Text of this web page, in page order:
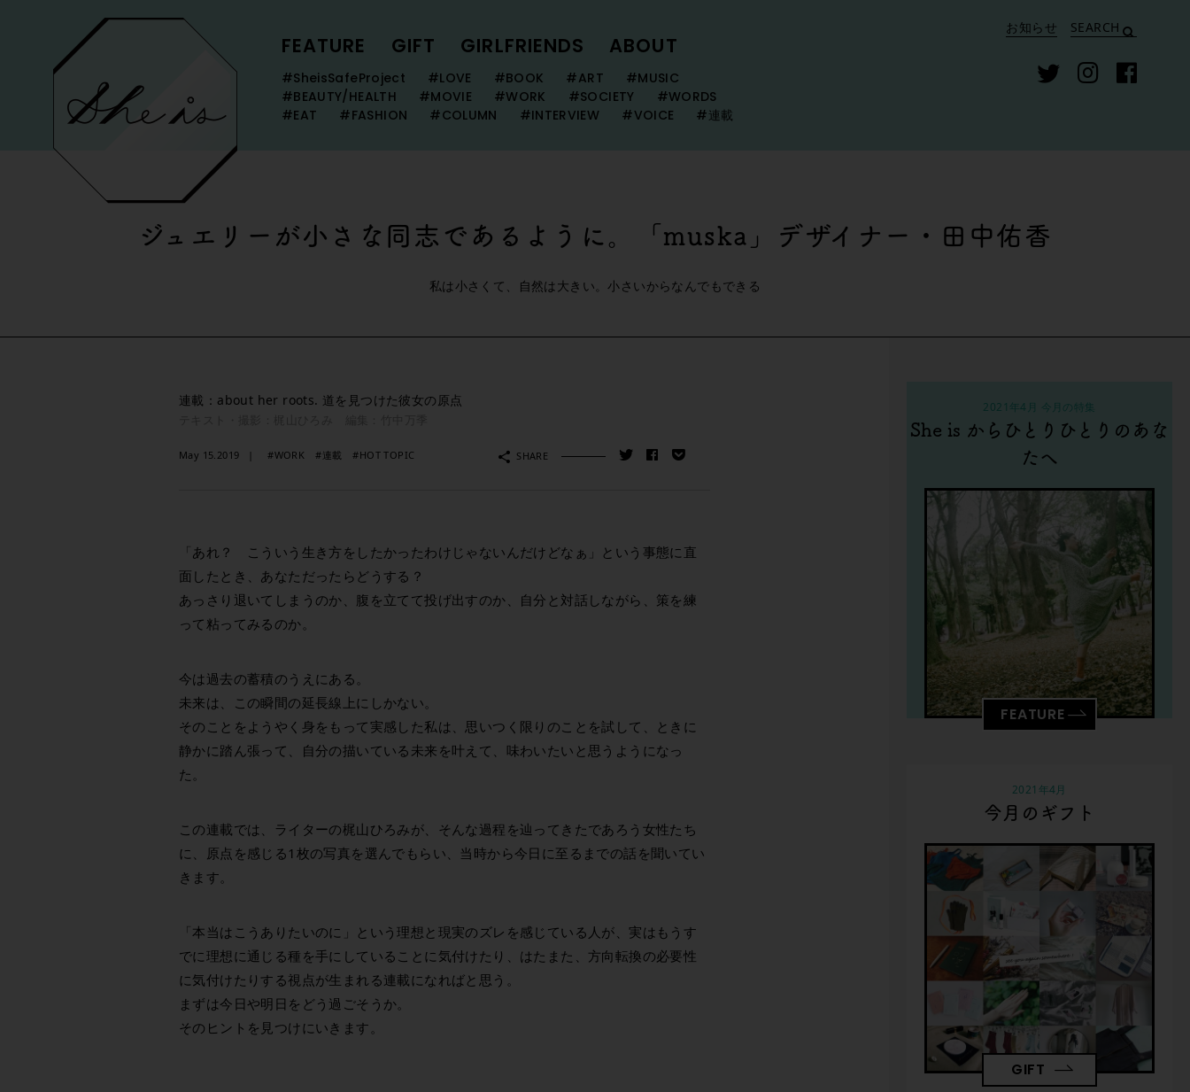
FEATURE GIFT GIRLFRIENDS ABOUT
#SheisSafeProject #LOVE #BOOK #ART
#MUSIC
#BEAUTY/HEALTH
#MOVIE #WORK #SOCIETY
#WORDS
#EAT
#FASHION #COLUMN #INTERVIEW #VOICE #連載
お知らせ SEARCH
ジュエリーが小さな同志であるように。「muska」デザイナー・田中佑香
私は小さくて、自然は大きい。小さいからなんでもできる
連載：about her roots. 道を見つけた彼女の原点
May 15.2019 #WORK #連載 #HOT TOPIC SHARE
「あれ？ こういう生き方をしたかったわけじゃないんだけどなぁ」という事態に直
面したとき、あなただったらどうする？
あっさり退いてしまうのか、腹を立てて投げ出すのか、自分と対話しながら、策を練
って粘ってみるのか。
今は過去の蓄積のうえにある。
未来は、この瞬間の延長線上にしかない。
そのことをようやく身をもって実感した私は、思いつく限りのことを試して、ときに
静かに踏ん張って、自分の描いている未来を叶えて、味わいたいと思うようになっ
た。
この連載では、ライターの梶山ひろみが、そんな過程を辿ってきたであろう女性たち
に、原点を感じる1枚の写真を選んでもらい、当時から今日に至るまでの話を聞いてい
きます。
「本当はこうありたいのに」という理想と現実のズレを感じている人が、実はもうす
でに理想に通じる種を手にしていることに気付けたり、はたまた、方向転換の必要性
に気付けたりする視点が生まれる連載になればと思う。
まずは今日や明日をどう過ごそうか。
そのヒントを見つけにいきます。
2021年4月 今月の特集
She is からひとりひとりのあな
たへ
FEATURE
2021年4月
今月のギフト
GIFT